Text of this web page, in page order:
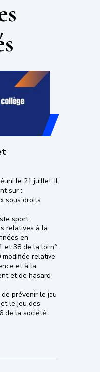
le 21 juillet. Il
sur :
sous droits
sport,
relatives à la
en
et 38 de la loi n°
modifiée relative
et à la
et de hasard
prévenir le jeu
le jeu des
de la société